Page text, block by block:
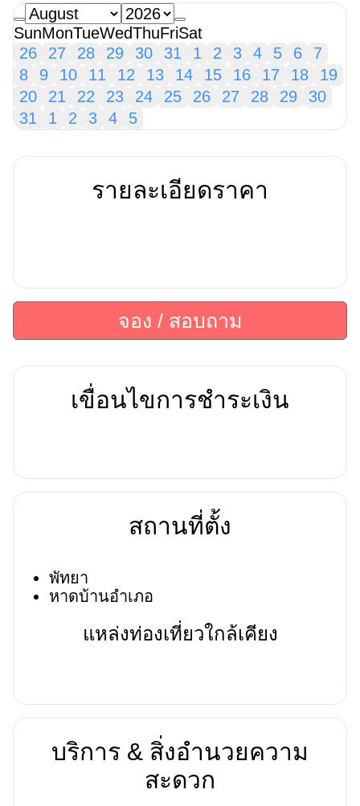
SunMonTueWedThuFriSat
26
27 28 29 30 31 1 2 3 4 5 6
7
8
9 10 11 12 13 14 15 16 17 18
19
20
21 22 23 24 25 26 27 28 29
30
31
1 2 3 4 5
รายละเอียดราคา
จอง / สอบถาม
เขื่อนไขการชำระเงิน
สถานที่ตั้ง
พัทยา
หาดบ้านอำเภอ
แหล่งท่องเที่ยวใกล้เคียง
บริการ & สิ่งอำนวยความ
สะดวก